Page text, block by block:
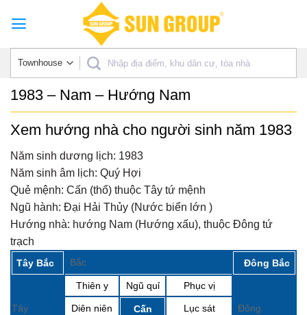
1983 – Nam – Hướng Nam
Xem hướng nhà cho người sinh năm 1983
Năm sinh dương lịch: 1983
Năm sinh âm lịch: Quý Hợi
Quẻ mệnh: Cấn (thổ) thuộc Tây tứ mệnh
Ngũ hành: Đại Hải Thủy (Nước biển lớn )
Hướng nhà: hướng Nam (Hướng xấu), thuộc Đông tứ
trạch
Tây Bắc Bắc Đông Bắc
Tây
Thiên y Ngũ quỉ Phục vị
Đông
Diên niên Cấn Lục sát